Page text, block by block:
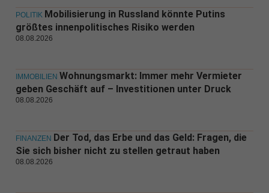
POLITIK Mobilisierung in Russland könnte Putins
größtes innenpolitisches Risiko werden
08.08.2026
IMMOBILIEN Wohnungsmarkt: Immer mehr Vermieter
geben Geschäft auf – Investitionen unter Druck
08.08.2026
FINANZEN Der Tod, das Erbe und das Geld: Fragen, die
Sie sich bisher nicht zu stellen getraut haben
08.08.2026